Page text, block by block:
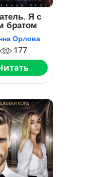
Я с
братом
Орлова
177